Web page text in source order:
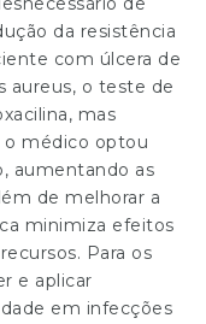
da resistência
com úlcera de
aureus, o teste de
mas
o médico optou
aumentando as
de melhorar a
minimiza efeitos
Para os
e aplicar
em infecções